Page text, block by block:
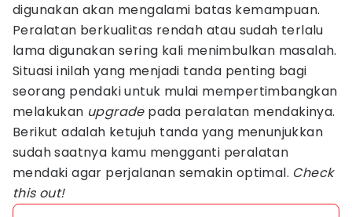
digunakan akan mengalami batas kemampuan.
Peralatan berkualitas rendah atau sudah terlalu
lama digunakan sering kali menimbulkan masalah.
Situasi inilah yang menjadi tanda penting bagi
seorang pendaki untuk mulai mempertimbangkan
melakukan upgradepada peralatan mendakinya.
Berikut adalah ketujuh tanda yang menunjukkan
sudah saatnya kamu mengganti peralatan
mendaki agar perjalanan semakin optimal. Check
this out!